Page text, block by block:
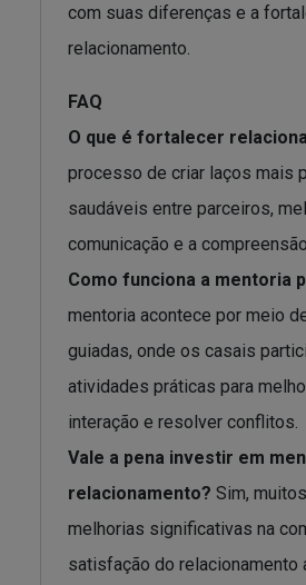
com suas diferenças e a
relacionamento.
FAQ
O que é fortalecer
processo de criar laços mais
saudáveis entre parceiros,
comunicação e a
Como funciona a mentoria
mentoria acontece por meio
guiadas, onde os casais
atividades práticas para
interação e resolver conflitos.
Vale a pena investir em
relacionamento? Sim,
melhorias significativas na
satisfação do relacionamento